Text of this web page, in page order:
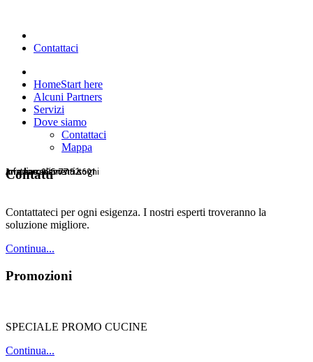
Contattaci
HomeStart here
Alcuni Partners
Servizi
Dove siamo
Contattaci
Mappa
Arrediamo i vostri sogni
arietearredamenti.it
Info line: 095 77 92 601
arietearredamenti.it
Contatti
Contattateci per ogni esigenza. I nostri esperti troveranno la
soluzione migliore.
Continua...
Promozioni
SPECIALE PROMO CUCINE
Continua...